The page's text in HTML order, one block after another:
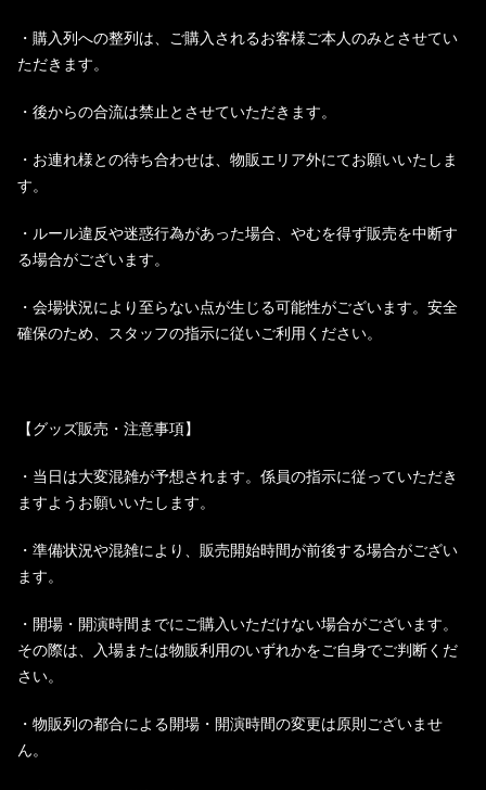
・購入列への整列は、ご購入されるお客様ご本人のみとさせてい
ただきます。
・後からの合流は禁止とさせていただきます。
・お連れ様との待ち合わせは、物販エリア外にてお願いいたしま
す。
・ルール違反や迷惑行為があった場合、やむを得ず販売を中断す
る場合がございます。
・会場状況により至らない点が生じる可能性がございます。安全
確保のため、スタッフの指示に従いご利用ください。
【グッズ販売・注意事項】
・当日は大変混雑が予想されます。係員の指示に従っていただき
ますようお願いいたします。
・準備状況や混雑により、販売開始時間が前後する場合がござい
ます。
・開場・開演時間までにご購入いただけない場合がございます。
その際は、入場または物販利用のいずれかをご自身でご判断くだ
さい。
・物販列の都合による開場・開演時間の変更は原則ございませ
ん。